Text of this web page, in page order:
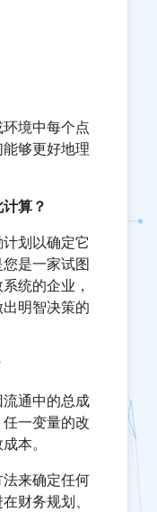
境中每个点
够更好地理
算？
划以确定它
是一家试图
统的企业，
明智决策的
通中的总成
一变量的改
本。
来确定任何
财务规划、